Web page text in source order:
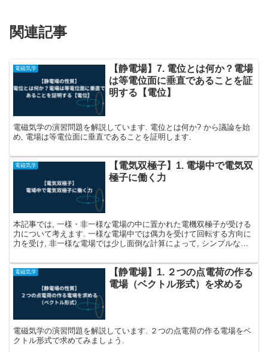
関連記事
電磁気学
【静電場】7. 電位とは何か？電場
は等電位面に垂直であることを証
明する【電位】
電磁気学の演習問題を解説しています. 電位とは何か? から議論を始
め, 電場は等電位面に垂直であることを証明します.
電磁気学
【電気双極子】1. 電場中で電気双
極子に働く力
本記事では, 一様・非一様な電場の中に置かれた電機双極子が受ける
力について考えます. 一様な電場中では偶力を受けて回転する方向に
力を受け, 非一様な電場では少し面倒な計算によって, シンプルな結
電磁気学
【静電場】1. ２つの点電荷の作る
電場（ベクトル形式）を求める
電磁気学の演習問題を解説しています. ２つの点電荷の作る電場をベ
クトル形式で求めてみましょう.